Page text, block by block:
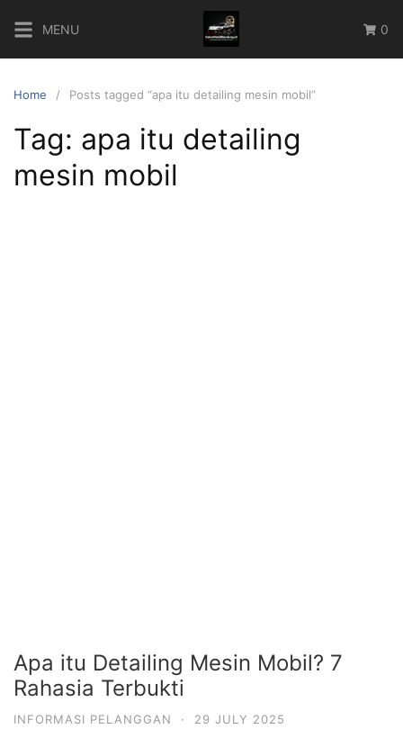
content
MENU 0
Home Posts tagged “apa itu detailing mesin mobil”
Tag: apa itu detailing
mesin mobil
Apa itu Detailing Mesin Mobil? 7
Rahasia Terbukti
INFORMASI PELANGGAN · 29 JULY 2025